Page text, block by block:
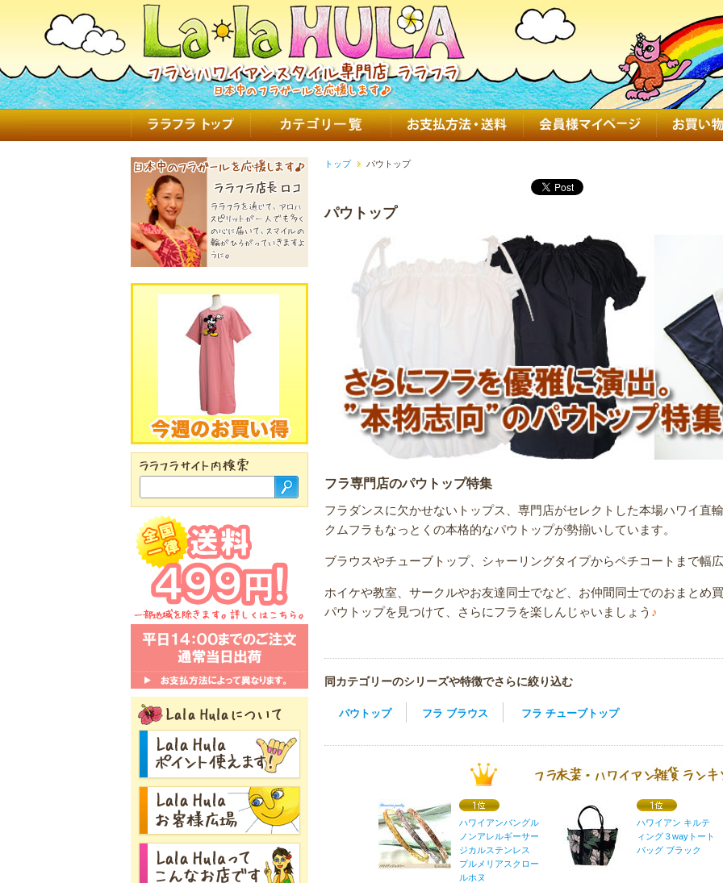
トップ パウトップ
パウトップ
フラ専門店のパウトップ特集
フラダンスに欠かせないトップス、専門店がセレクトした本場ハワイ直
クムフラもなっとくの本格的なパウトップが勢揃いしています。
ブラウスやチューブトップ、シャーリングタイプからペチコートまで幅
ホイケや教室、サークルやお友達同士でなど、お仲間同士でのおまとめ
パウトップを見つけて、さらにフラを楽しんじゃいましょう ♪
同カテゴリーのシリーズや特徴でさらに絞り込む
パウトップ フラ ブラウス フラ チューブトップ
ハワイアンバングル
ノンアレルギーサー
ジカルステンレス
プルメリアスクロー
ルホヌ
ハワイアン キルテ
ィング３wayトート
バッグ ブラック